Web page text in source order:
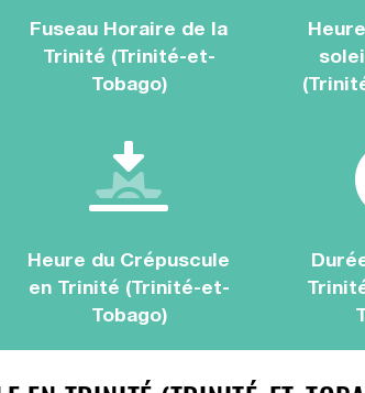
Fuseau Horaire de la
Trinité (Trinité-et-
Tobago)
Heure du Crépuscule
en Trinité (Trinité-et-
Tobago)